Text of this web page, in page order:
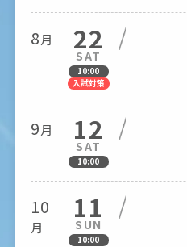
8月 22
SAT
10:00
入試対策
9月 12
SAT
10:00
10
月
11
SUN
10:00